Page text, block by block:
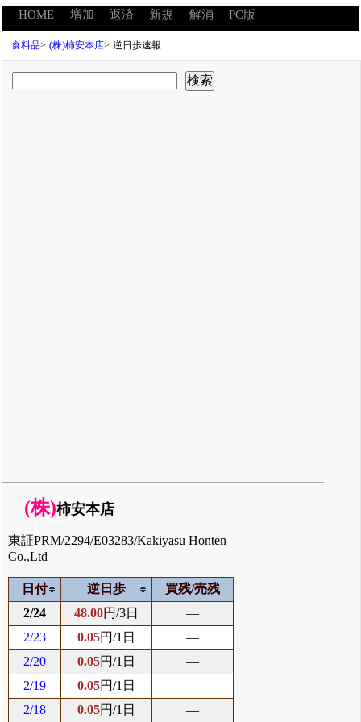
HOME 増加 返済 新規 解消 PC版
食料品> (株)柿安本店> 逆日歩速報
(株)柿安本店
東証PRM/2294/E03283/Kakiyasu Honten
Co.,Ltd
日付 逆日歩
買残/売残
2/24
48.00円/3日
―
2/23
0.05円/1日
―
2/20
0.05円/1日
―
2/19
0.05円/1日
―
2/18
0.05円/1日 ―